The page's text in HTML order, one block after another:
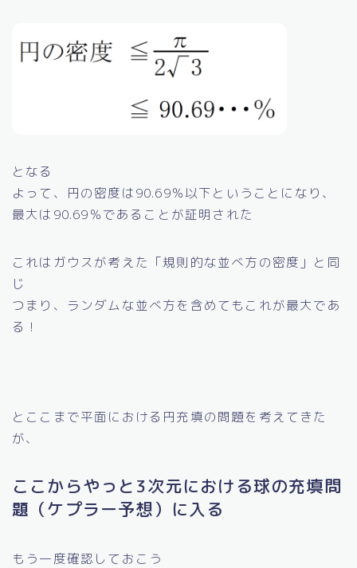
となる
よって、円の密度は90.69％以下ということになり、
最大は90.69％であることが証明された
これはガウスが考えた「規則的な並べ方の密度」と同
じ
つまり、ランダムな並べ方を含めてもこれが最大であ
る！
とここまで平面における円充填の問題を考えてきた
が、
ここからやっと3次元における球の充填問
題（ケプラー予想）に入る
もう一度確認しておこう